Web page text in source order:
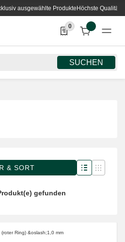
ausgewählte ProdukteHöchste Qualität
SUCHEN
0
0 Produkte in der
& SORT
gefunden